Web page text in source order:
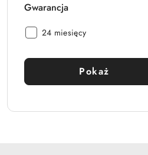
Gwarancja
Gwarancja:
24 miesięcy
Pokaż